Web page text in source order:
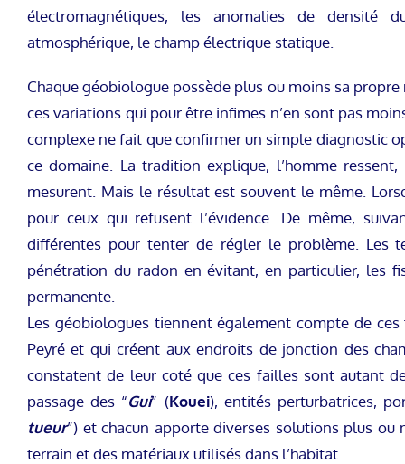
électromagnétiques, les anomalies de densité
atmosphérique, le champ électrique statique.
Chaque géobiologue possède plus ou moins sa
ces variations qui pour être infimes n’en sont pas
complexe ne fait que confirmer un simple diagnostic
ce domaine. La tradition explique, l’homme
mesurent. Mais le résultat est souvent le même.
pour ceux qui refusent l’évidence. De même,
différentes pour tenter de régler le problème. Les
pénétration du radon en évitant, en particulier, les
permanente.
Les géobiologues tiennent également compte de
Peyré et qui créent aux endroits de jonction des
constatent de leur coté que ces failles sont autant
passage des “Gui” (Kouei), entités perturbatrices,
tueur”) et chacun apporte diverses solutions plus
terrain et des matériaux utilisés dans l’habitat.